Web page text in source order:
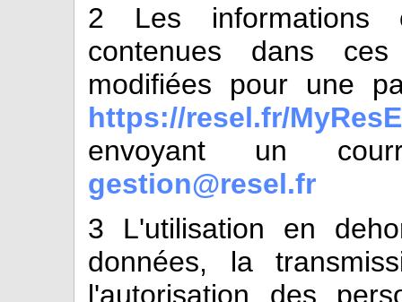
2 Les informations
contenues dans
modifiées pour une
https://resel.fr/
envoyant un
gestion@resel.fr
3 L'utilisation en
données, la
l'autorisation des